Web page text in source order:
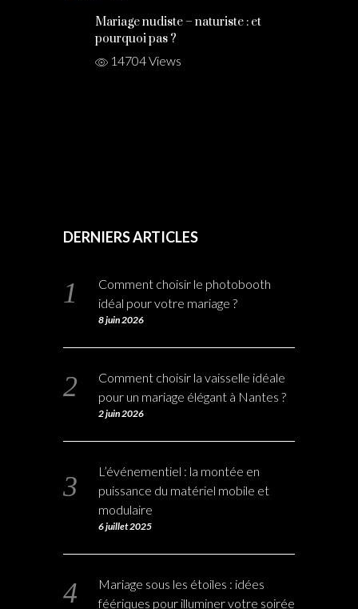
Mariage nudiste – naturiste : et
pourquoi pas ?
14704 Views
DERNIERS ARTICLES
Comment choisir le photobooth
idéal pour votre mariage ?
8 juin 2026
Comment choisir la vaisselle idéale
pour un mariage élégant à Nantes ?
2 juin 2026
L’événementiel : la montée en
puissance du matériel mobile et
modulaire
6 juillet 2025
Mariage sous les étoiles : idées
féériques pour illuminer votre soirée